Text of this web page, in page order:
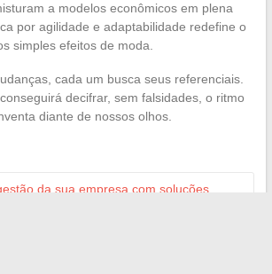
a modelos econômicos em plena
por agilidade e adaptabilidade redefine o
simples efeitos de moda.
cada um busca seus referenciais.
decifrar, sem falsidades, o ritmo
diante de nossos olhos.
da sua empresa com soluções